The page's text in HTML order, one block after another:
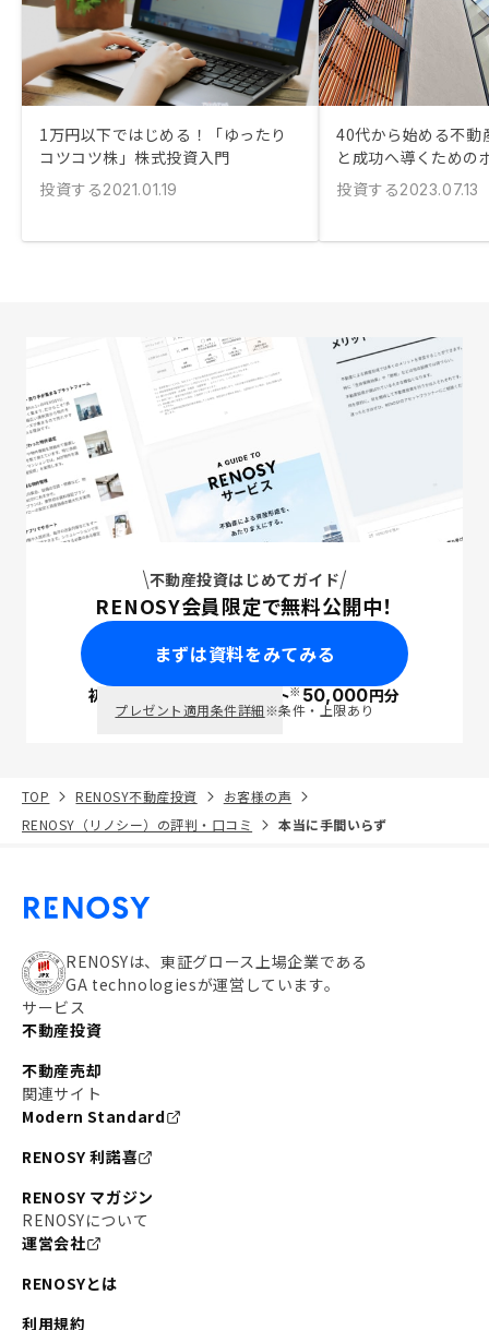
1万円以下ではじめる！「ゆったり
コツコツ株」株式投資入門
投資する2021.01.19
40代から始める不動
と成功へ導くための
投資する2023.07.13
不動産投資はじめてガイド
RENOSY会員限定で無料公開中！
まずは資料をみてみる
初回面談で ポイント※50,000円分
プレゼント適用条件詳細※条件・上限あり
TOP RENOSY不動産投資
お客様の声
RENOSY（リノシー）の評判・口コミ
本当に手間いらず
RENOSYは、東証グロース上場企業である
GA technologiesが運営しています。
サービス
不動産投資
不動産売却
関連サイト
Modern Standard
RENOSY 利諾喜
RENOSY マガジン
RENOSYについて
運営会社
RENOSYとは
利用規約